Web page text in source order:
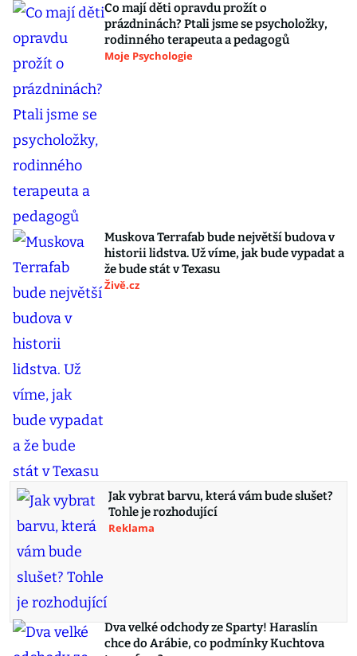
Co mají děti opravdu prožít o
prázdninách? Ptali jsme se psycholožky,
rodinného terapeuta a pedagogů
Moje Psychologie
Muskova Terrafab bude největší budova v
historii lidstva. Už víme, jak bude vypadat a
že bude stát v Texasu
Živě.cz
Jak vybrat barvu, která vám bude slušet?
Tohle je rozhodující
Reklama
Dva velké odchody ze Sparty! Haraslín
chce do Arábie, co podmínky Kuchtova